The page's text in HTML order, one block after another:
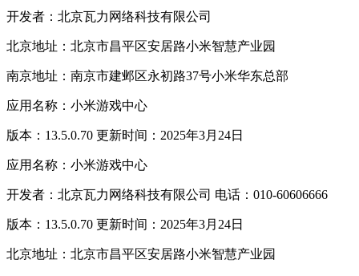
开发者：北京瓦力网络科技有限公司
北京地址：北京市昌平区安居路小米智慧产业园
南京地址：南京市建邺区永初路37号小米华东总部
应用名称：小米游戏中心
版本：13.5.0.70 更新时间：2025年3月24日
应用名称：小米游戏中心
开发者：北京瓦力网络科技有限公司 电话：010-60606666
版本：13.5.0.70 更新时间：2025年3月24日
北京地址：北京市昌平区安居路小米智慧产业园